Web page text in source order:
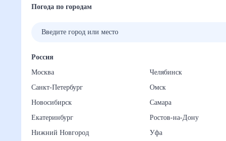
Погода по городам
Россия
Москва
Санкт-Петербург
Новосибирск
Екатеринбург
Нижний Новгород
Челябинск
Омск
Самара
Ростов-на-Дону
Уфа